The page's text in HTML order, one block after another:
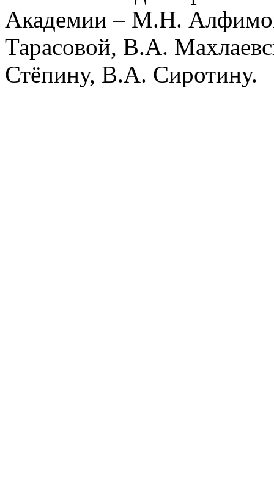
Академии – М.Н.
Тарасовой, В.А.
Стёпину, В.А. Сиротину.